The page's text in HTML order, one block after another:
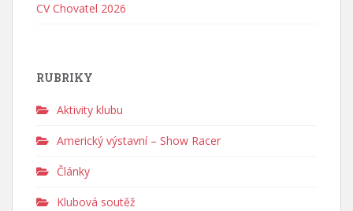
CV Chovatel 2026
RUBRIKY
Aktivity klubu
Americký výstavní – Show Racer
Články
Klubová soutěž